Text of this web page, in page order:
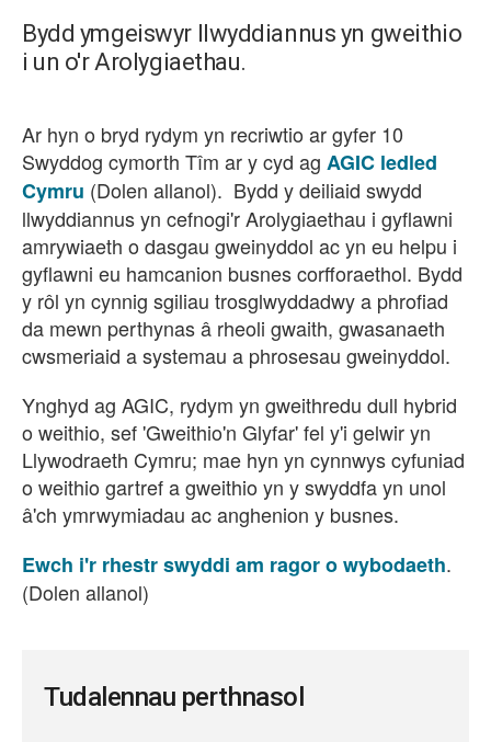
Bydd ymgeiswyr llwyddiannus yn gweithio
i un o'r Arolygiaethau.
Ar hyn o bryd rydym yn recriwtio ar gyfer 10
Swyddog cymorth Tîm ar y cyd ag AGIC ledled
Cymru (Dolen allanol). Bydd y deiliaid swydd
llwyddiannus yn cefnogi'r Arolygiaethau i gyflawni
amrywiaeth o dasgau gweinyddol ac yn eu helpu i
gyflawni eu hamcanion busnes corfforaethol. Bydd
y rôl yn cynnig sgiliau trosglwyddadwy a phrofiad
da mewn perthynas â rheoli gwaith, gwasanaeth
cwsmeriaid a systemau a phrosesau gweinyddol.
Ynghyd ag AGIC, rydym yn gweithredu dull hybrid
o weithio, sef 'Gweithio'n Glyfar' fel y'i gelwir yn
Llywodraeth Cymru; mae hyn yn cynnwys cyfuniad
o weithio gartref a gweithio yn y swyddfa yn unol
'ch ymrwymiadau ac anghenion y busnes.
Ewch i'r rhestr swyddi am ragor o wybodaeth.
(Dolen allanol)
Tudalennau perthnasol